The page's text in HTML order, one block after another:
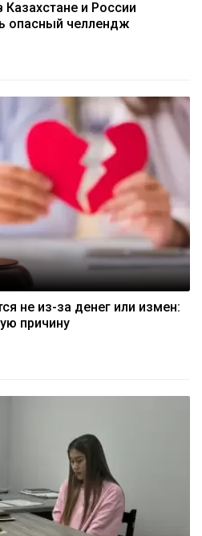
Казахстане и России
опасный челлендж
не из-за денег или измен:
причину